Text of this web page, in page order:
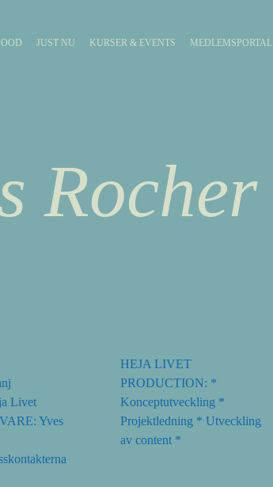
JUST NU KURSER & EVENTS MEDLEMSPORTAL
Rocher
Livet
Yves
HEJA LIVET
PRODUCTION: *
Konceptutveckling *
Projektledning * Utveckling
av content *